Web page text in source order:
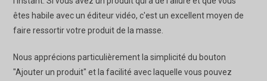
êtes habile avec un éditeur vidéo, c'est un excellent moyen de
faire ressortir votre produit de la masse.
Nous apprécions particulièrement la simplicité du bouton
"Ajouter un produit" et la facilité avec laquelle vous pouvez